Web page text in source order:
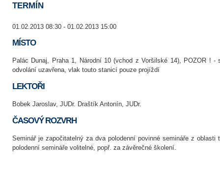
TERMÍN
01.02.2013 08:30 - 01.02.2013 15:00
MÍSTO
Palác Dunaj, Praha 1, Národní 10 (vchod z Voršilské 14), POZOR ! -
odvolání uzavřena, vlak touto stanicí pouze projíždí
LEKTOŘI
Bobek Jaroslav, JUDr. Draštík Antonín, JUDr.
ČASOVÝ ROZVRH
Seminář je započitatelný za dva polodenní povinné semináře z oblasti
polodenní semináře volitelné, popř. za závěrečné školení.